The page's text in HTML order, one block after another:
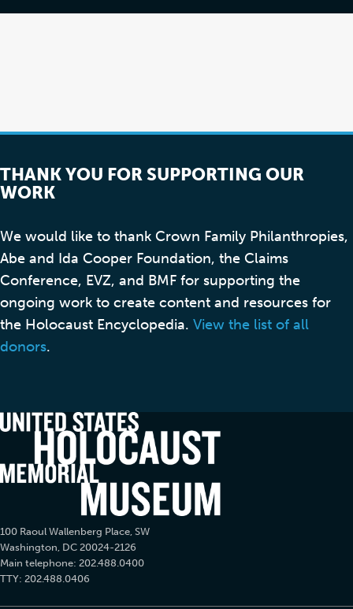
THANK YOU FOR SUPPORTING OUR
WORK
We would like to thank Crown Family Philanthropies,
Abe and Ida Cooper Foundation, the Claims
Conference, EVZ, and BMF for supporting the
ongoing work to create content and resources for
the Holocaust Encyclopedia. View the list of all
donors.
100 Raoul Wallenberg Place, SW
Washington, DC 20024-2126
Main telephone: 202.488.0400
TTY: 202.488.0406